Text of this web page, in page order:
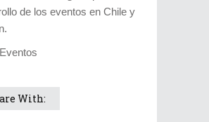
de los eventos en Chile y
With: